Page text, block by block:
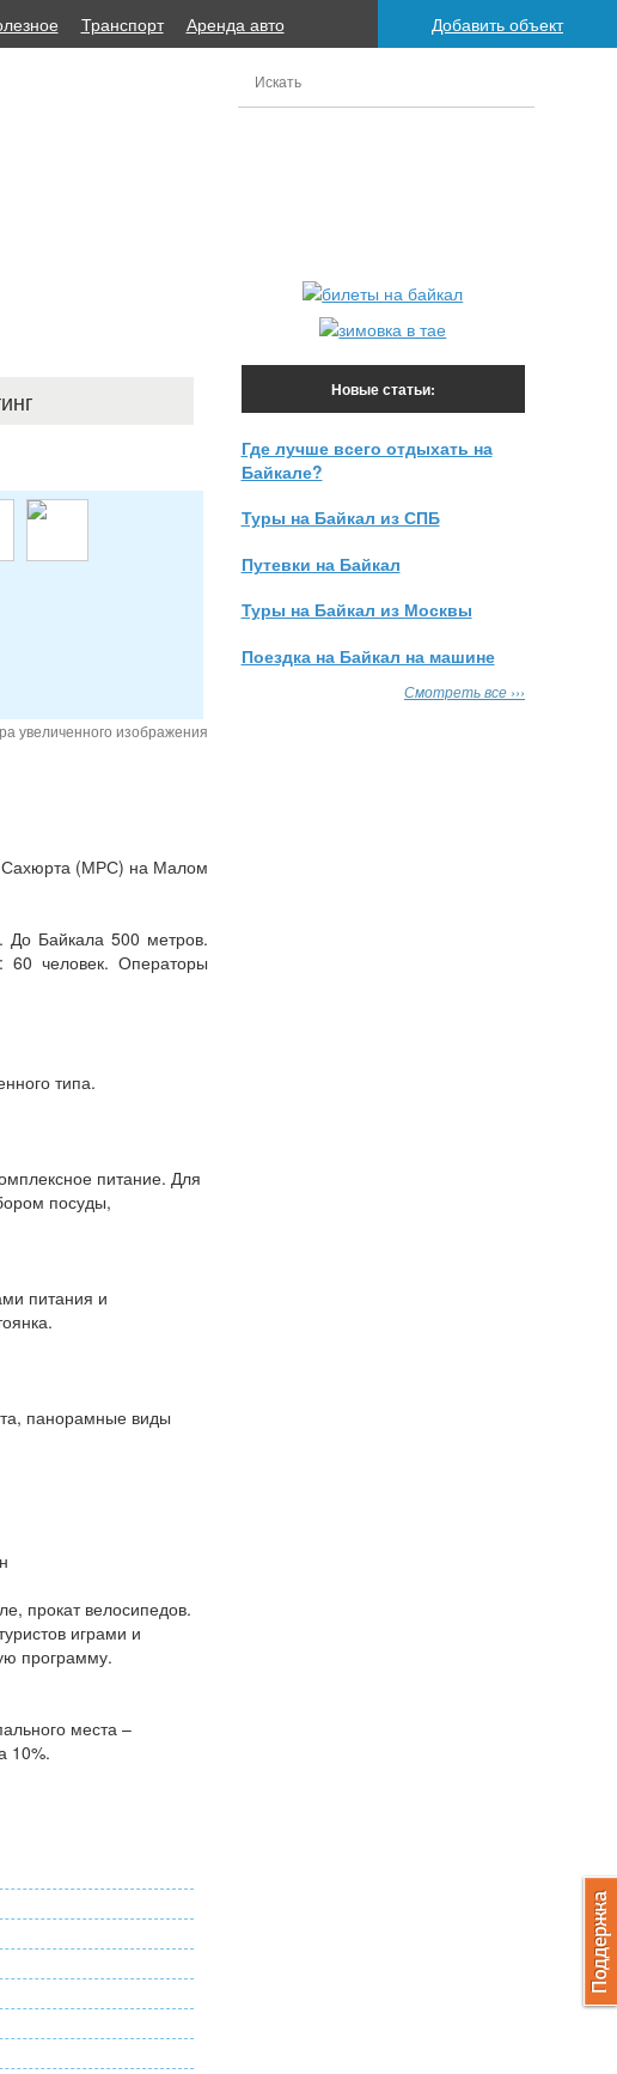
Добавить объект
Транспорт Аренда авто
увеличенного изображения
Сахюрта (МРС) на Малом
До Байкала 500 метров.
60 человек. Операторы
типа.
питание. Для
посуды,
питания и
панорамные виды
прокат велосипедов.
играми и
программу.
места –
10%.
Новые статьи:
Где лучше всего отдыхать на
Байкале?
Туры на Байкал из СПБ
Путевки на Байкал
Туры на Байкал из Москвы
Поездка на Байкал на машине
Смотреть все ›››